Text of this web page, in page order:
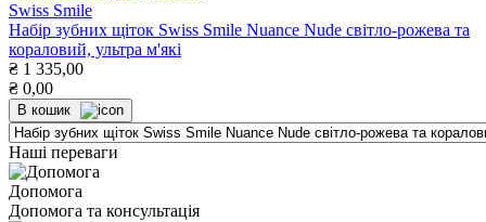
Swiss Smile
Набір зубних щіток Swiss Smile Nuance Nude світло-рожева та
кораловий, ультра м'які
₴ 1 335,00
₴ 0,00
В кошик
Наші переваги
Допомога
Допомога та консультація